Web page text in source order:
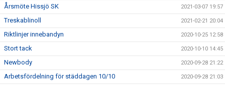
Årsmöte Hissjö SK 2021-03-07 19:57
Treskablinoll 2021-02-21 20:04
Riktlinjer innebandyn 2020-10-25 12:58
Stort tack 2020-10-10 14:45
Newbody 2020-09-28 21:22
Arbetsfördelning för städdagen 10/10 2020-09-28 21:03